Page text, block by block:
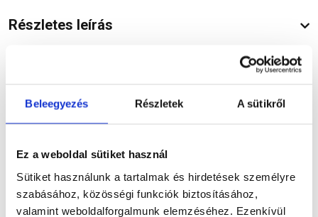
Beleegyezés Részletek A sütikről
Ez a weboldal sütiket használ
Sütiket használunk a tartalmak és hirdetések személyre
szabásához, közösségi funkciók biztosításához,
valamint weboldalforgalmunk elemzéséhez. Ezenkívül
Részletes leírás
Termékinformáció
Dokumentumok (1)